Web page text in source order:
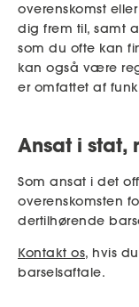
overenskomst
dig frem til, samt
som du ofte kan
kan også være
er omfattet af
Ansat i stat,
Som ansat i det
overenskomsten
dertilhørende
Kontakt os, hvis
barselsaftale.